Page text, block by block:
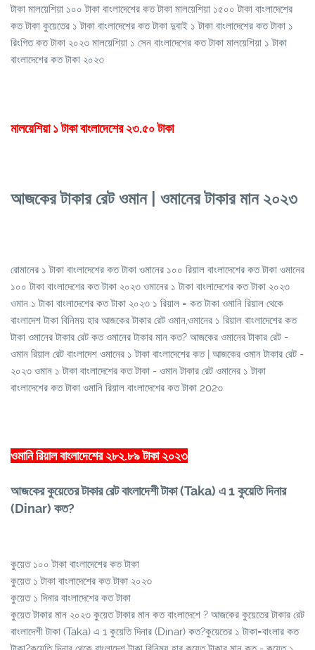
টাকা মালয়েশিয়া ১০০ টাকা বাংলাদেশের কত টাকা মালয়েশিয়া ১৫০০ টাকা বাংলাদেশের
কত টাকা কুয়েতের ১ টাকা বাংলাদেশের কত টাকা দুবাই ১ টাকা বাংলাদেশের কত টাকা ১
রিংগিত কত টাকা ২০২৩ মালয়েশিয়া ১ সেন বাংলাদেশের কত টাকা মালয়েশিয়া ১ টাকা
বাংলাদেশের কত টাকা ২০২৩
মালয়েশিয়া ১ টাকা বাংলাদেশের ২৩.৫০ টাকা
আজকের টাকার রেট ওমান | ওমানের টাকার মান ২০২৩
রোমানের ১ টাকা বাংলাদেশের কত টাকা ওমানের ১০০ রিয়াল বাংলাদেশের কত টাকা ওমানের
১০০ টাকা বাংলাদেশের কত টাকা ২০২৩ ওমানের ১ টাকা বাংলাদেশের কত টাকা ২০২৩
ওমান ১ টাকা বাংলাদেশের কত টাকা ২০২৩ ১ রিয়াল = কত টাকা ওমানি রিয়াল থেকে
বাংলাদেশ টাকা বিনিময় হার আজকের টাকার রেট ওমান,ওমানের ১ রিয়াল বাংলাদেশের কত
টাকা ওমানের টাকার রেট কত ওমানের টাকার মান কত? আজকের ওমানের টাকার রেট -
ওমান রিয়াল রেট বাংলাদেশ ওমানের ১ টাকা বাংলাদেশের কত | আজকের ওমান টাকার রেট -
২০২৩ ওমান ১ টাকা বাংলাদেশের কত টাকা - ওমান টাকার রেট ওমানের ১ টাকা
বাংলাদেশের কত টাকা ওমানি রিয়াল বাংলাদেশের কত টাকা 202৩
ওমানি রিয়াল বাংলাদেশের ২৮২.৮৯ টাকা ২০২৩
আজকের কুয়েতের টাকার রেট বাংলাদেশী টাকা (Taka) এ 1 কুয়েতি দিনার
(Dinar) কত?
কুয়েত ১০০ টাকা বাংলাদেশের কত টাকা
কুয়েত ১ টাকা বাংলাদেশের কত টাকা ২০২৩
কুয়েত ১ দিনার বাংলাদেশের কত টাকা
কুয়েত টাকার মান ২০২৩ কুয়েত টাকার মান কত বাংলাদেশে ? আজকের কুয়েতের টাকার রেট
বাংলাদেশী টাকা (Taka) এ 1 কুয়েতি দিনার (Dinar) কত?কুয়েতের ১ টাকা=বাংলার কত